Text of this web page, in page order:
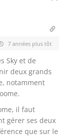
7 années plus tôt
Sky et de
deux grands
notamment
il faut
gérer ses deux
que sur le